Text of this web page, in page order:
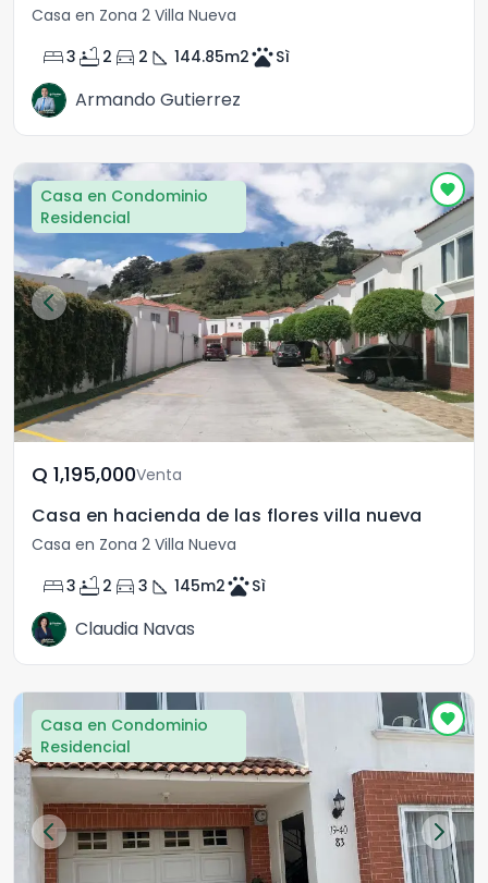
Casa en Zona 2 Villa Nueva
bed3 bathtub 2 directions_car 2 square_foot 144.85m2petsSì
Armando Gutierrez
Casa en Condominio
Residencial
Q	1,195,000Venta
Casa en hacienda de las flores villa nueva
Casa en Zona 2 Villa Nueva
bed3 bathtub 2 directions_car 3 square_foot 145m2petsSì
Claudia Navas
Casa en Condominio
Residencial